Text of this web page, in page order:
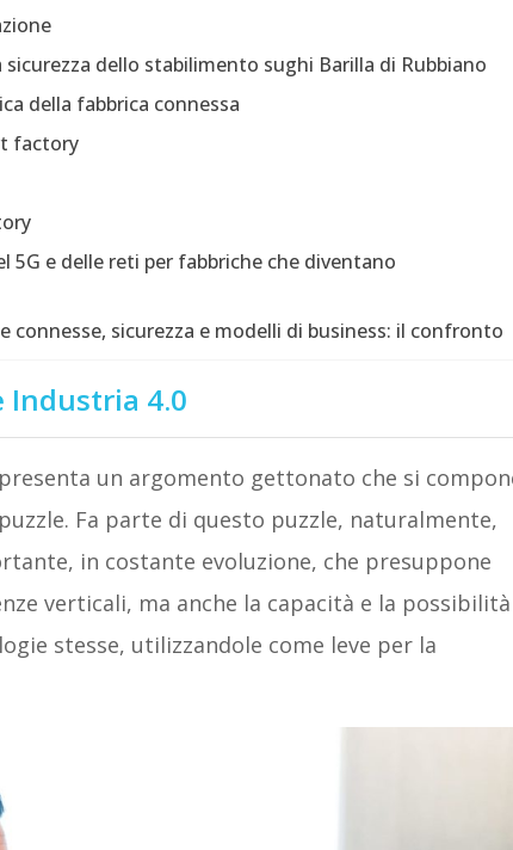
dello stabilimento sughi Barilla di Rubbiano
della fabbrica connessa
factory
5G e delle reti per fabbriche che diventano
connesse, sicurezza e modelli di business: il confronto
Industria 4.0
un argomento gettonato che si
Fa parte di questo puzzle, naturalmente,
in costante evoluzione, che presuppone
verticali, ma anche la capacità e la possibilità
stesse, utilizzandole come leve per la